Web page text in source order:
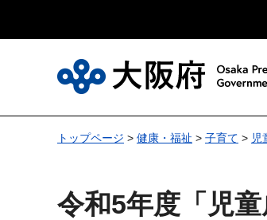
トップページ > 健康・福祉 > 子育て > 児
令和5年度「児